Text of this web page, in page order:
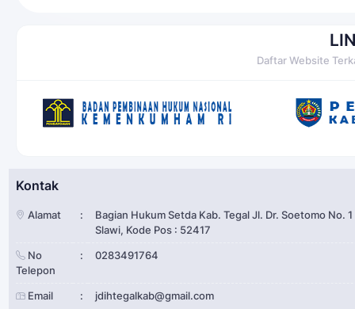
Daftar Website
Kontak
Alamat :
Bagian Hukum Setda Kab. Tegal Jl. Dr. Soetomo No. 1
Slawi, Kode Pos : 52417
No
Telepon
: 0283491764
Email : jdihtegalkab@gmail.com